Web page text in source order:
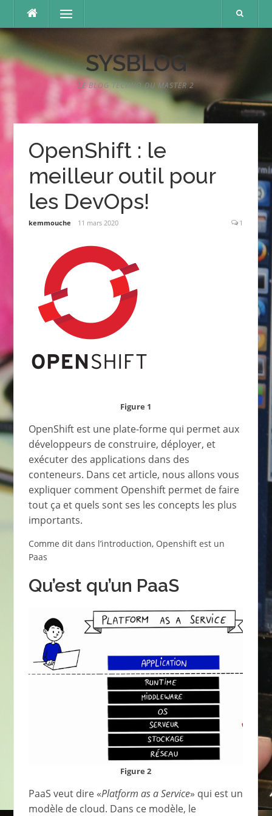
contenu
Menu
SYSBLOG
LE BLOG TECHNO DU MASTER 2
OpenShift : le
meilleur outil pour
les DevOps!
kemmouche 11 mars 2020 1
Figure 1
OpenShift est une plate-forme qui permet aux
développeurs de construire, déployer, et
exécuter des applications dans des
conteneurs. Dans cet article, nous allons vous
expliquer comment Openshift permet de faire
tout ça et quels sont ses les concepts les plus
importants.
Comme dit dans l’introduction, Openshift est un
Paas
Qu’est qu’un PaaS
Figure 2
PaaS veut dire «Platform as a Service» qui est un
modèle de cloud. Dans ce modèle, le